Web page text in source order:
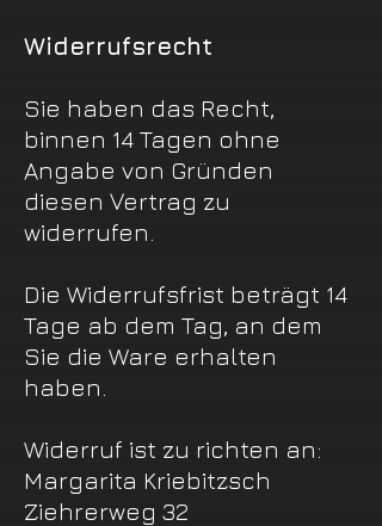
Widerrufsrecht
Sie haben das Recht,
binnen 14 Tagen ohne
Angabe von Gründen
diesen Vertrag zu
widerrufen.
Die Widerrufsfrist beträgt 14
Tage ab dem Tag, an dem
Sie die Ware erhalten
haben.
Widerruf ist zu richten an:
Margarita Kriebitzsch
Ziehrerweg 32